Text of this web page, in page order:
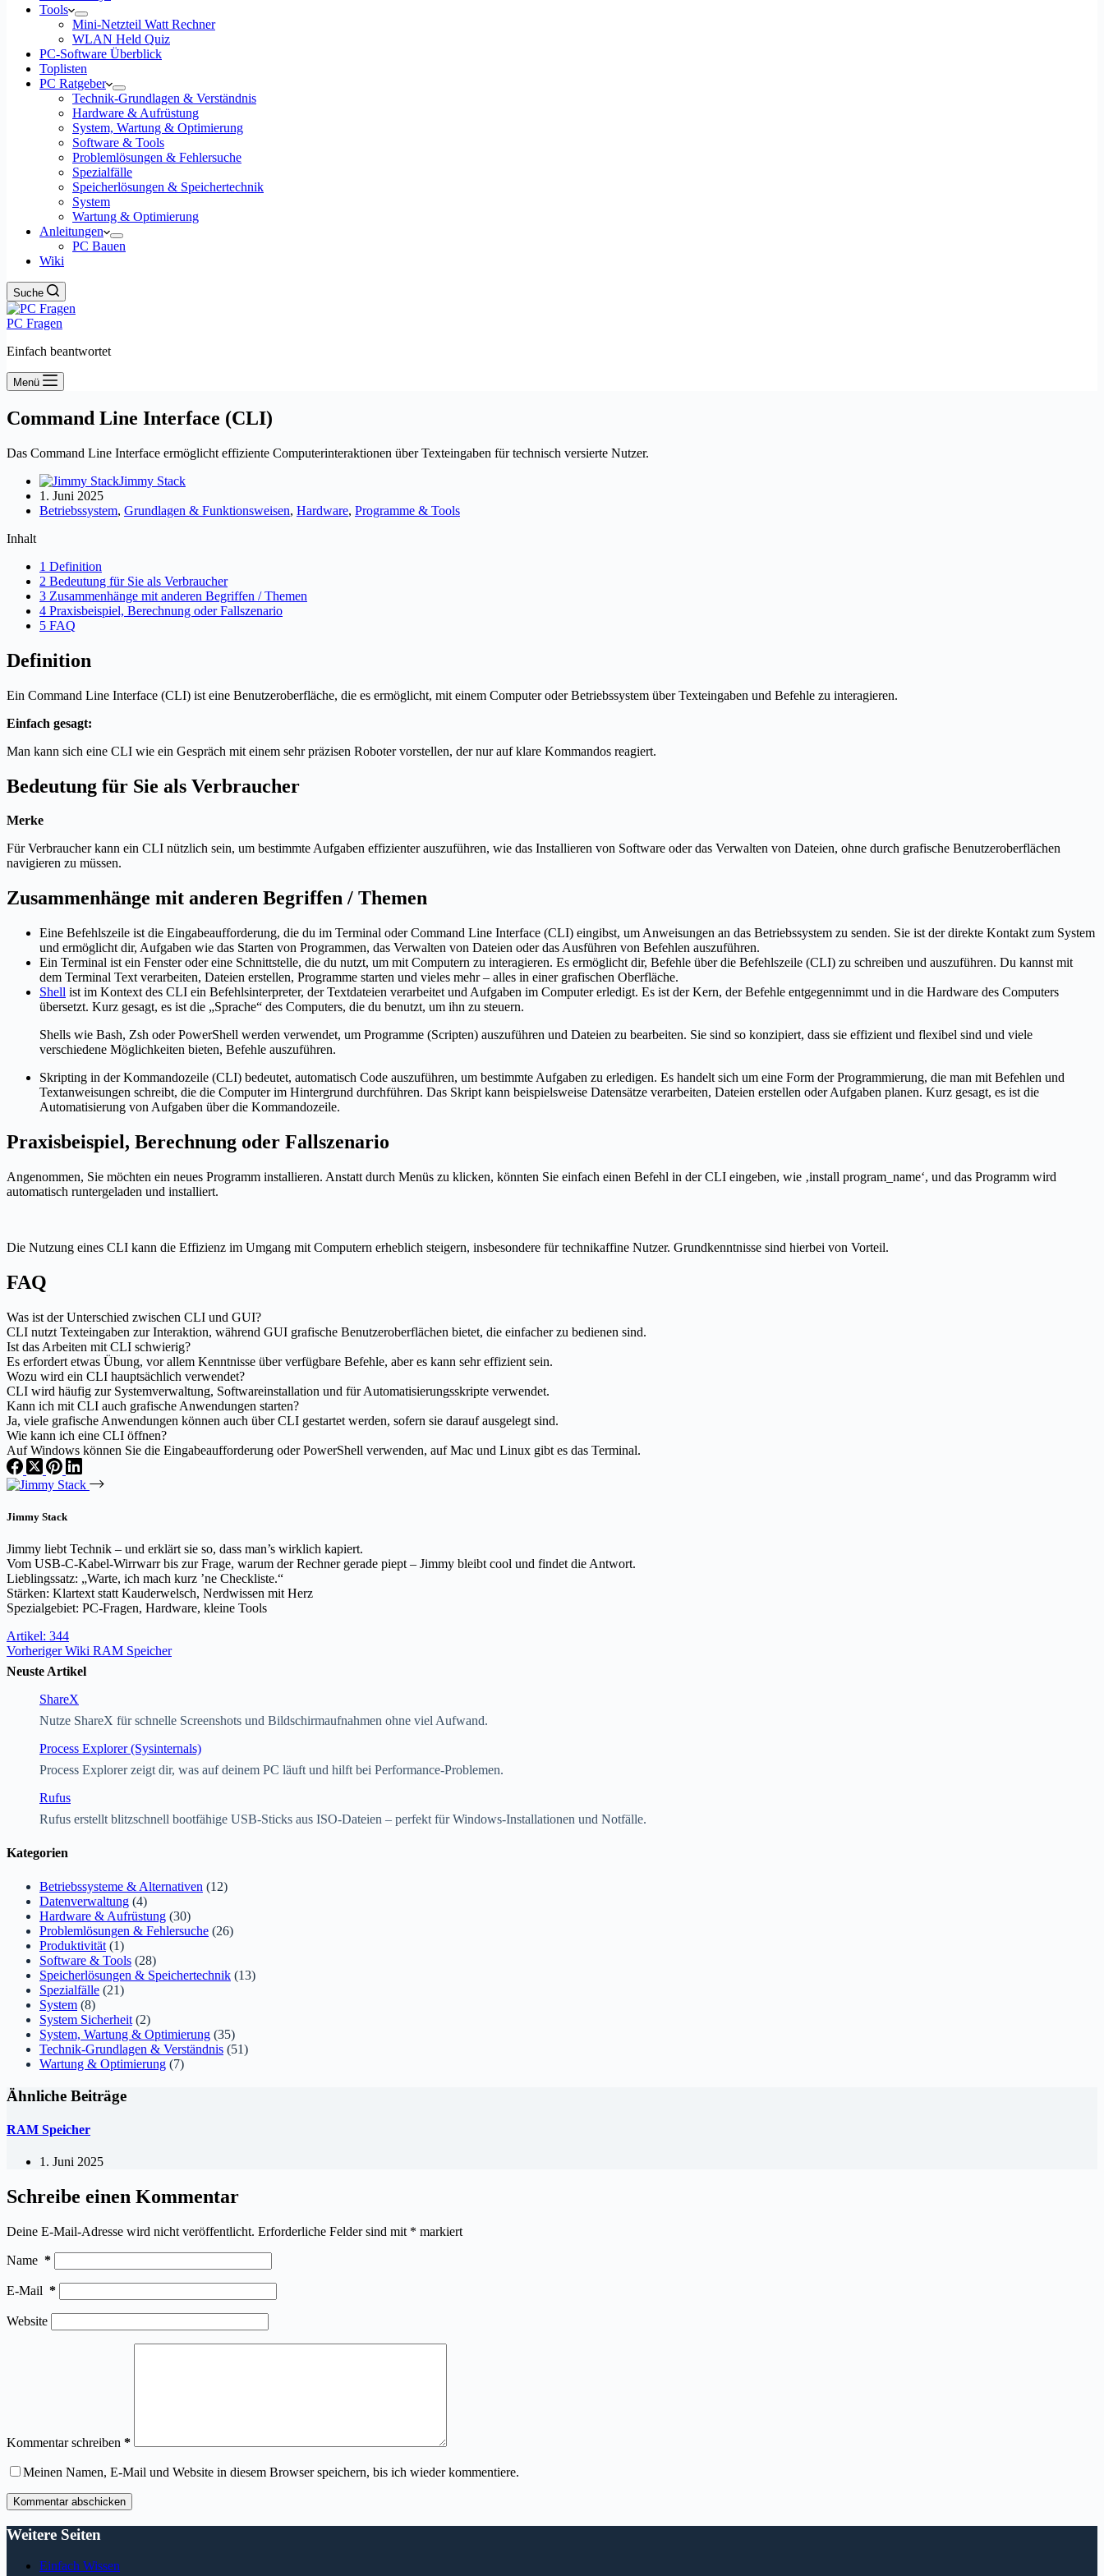
Tools
Mini-Netzteil Watt Rechner
WLAN Held Quiz
PC-Software Überblick
Toplisten
PC Ratgeber
Technik-Grundlagen & Verständnis
Hardware & Aufrüstung
System, Wartung & Optimierung
Software & Tools
Problemlösungen & Fehlersuche
Spezialfälle
Speicherlösungen & Speichertechnik
System
Wartung & Optimierung
Anleitungen
PC Bauen
Wiki
Suche
PC Fragen
Einfach beantwortet
Menü
Command Line Interface (CLI)
Das Command Line Interface ermöglicht effiziente Computerinteraktionen über Texteingaben für technisch versierte Nutzer.
Jimmy Stack
1. Juni 2025
Betriebssystem, Grundlagen & Funktionsweisen, Hardware, Programme & Tools
Inhalt
1 Definition
2 Bedeutung für Sie als Verbraucher
3 Zusammenhänge mit anderen Begriffen / Themen
4 Praxisbeispiel, Berechnung oder Fallszenario
5 FAQ
Definition
Ein Command Line Interface (CLI) ist eine Benutzeroberfläche, die es ermöglicht, mit einem Computer oder Betriebssystem über Texteingaben und Befehle zu interagieren.
Einfach gesagt:
Man kann sich eine CLI wie ein Gespräch mit einem sehr präzisen Roboter vorstellen, der nur auf klare Kommandos reagiert.
Bedeutung für Sie als Verbraucher
Merke
Für Verbraucher kann ein CLI nützlich sein, um bestimmte Aufgaben effizienter auszuführen, wie das Installieren von Software oder das Verwalten von Dateien, ohne durch grafische Benutzeroberflächen
navigieren zu müssen.
Zusammenhänge mit anderen Begriffen / Themen
Eine Befehlszeile ist die Eingabeaufforderung, die du im Terminal oder Command Line Interface (CLI) eingibst, um Anweisungen an das Betriebssystem zu senden. Sie ist der direkte Kontakt zum System
und ermöglicht dir, Aufgaben wie das Starten von Programmen, das Verwalten von Dateien oder das Ausführen von Befehlen auszuführen.
Ein Terminal ist ein Fenster oder eine Schnittstelle, die du nutzt, um mit Computern zu interagieren. Es ermöglicht dir, Befehle über die Befehlszeile (CLI) zu schreiben und auszuführen. Du kannst mit
dem Terminal Text verarbeiten, Dateien erstellen, Programme starten und vieles mehr – alles in einer grafischen Oberfläche.
Shell ist im Kontext des CLI ein Befehlsinterpreter, der Textdateien verarbeitet und Aufgaben im Computer erledigt. Es ist der Kern, der Befehle entgegennimmt und in die Hardware des Computers
übersetzt. Kurz gesagt, es ist die „Sprache“ des Computers, die du benutzt, um ihn zu steuern.
Shells wie Bash, Zsh oder PowerShell werden verwendet, um Programme (Scripten) auszuführen und Dateien zu bearbeiten. Sie sind so konzipiert, dass sie effizient und flexibel sind und viele
verschiedene Möglichkeiten bieten, Befehle auszuführen.
Skripting in der Kommandozeile (CLI) bedeutet, automatisch Code auszuführen, um bestimmte Aufgaben zu erledigen. Es handelt sich um eine Form der Programmierung, die man mit Befehlen und
Textanweisungen schreibt, die die Computer im Hintergrund durchführen. Das Skript kann beispielsweise Datensätze verarbeiten, Dateien erstellen oder Aufgaben planen. Kurz gesagt, es ist die
Automatisierung von Aufgaben über die Kommandozeile.
Praxisbeispiel, Berechnung oder Fallszenario
Angenommen, Sie möchten ein neues Programm installieren. Anstatt durch Menüs zu klicken, könnten Sie einfach einen Befehl in der CLI eingeben, wie ‚install program_name‘, und das Programm wird
automatisch runtergeladen und installiert.
Die Nutzung eines CLI kann die Effizienz im Umgang mit Computern erheblich steigern, insbesondere für technikaffine Nutzer. Grundkenntnisse sind hierbei von Vorteil.
FAQ
Was ist der Unterschied zwischen CLI und GUI?
CLI nutzt Texteingaben zur Interaktion, während GUI grafische Benutzeroberflächen bietet, die einfacher zu bedienen sind.
Ist das Arbeiten mit CLI schwierig?
Es erfordert etwas Übung, vor allem Kenntnisse über verfügbare Befehle, aber es kann sehr effizient sein.
Wozu wird ein CLI hauptsächlich verwendet?
CLI wird häufig zur Systemverwaltung, Softwareinstallation und für Automatisierungsskripte verwendet.
Kann ich mit CLI auch grafische Anwendungen starten?
Ja, viele grafische Anwendungen können auch über CLI gestartet werden, sofern sie darauf ausgelegt sind.
Wie kann ich eine CLI öffnen?
Auf Windows können Sie die Eingabeaufforderung oder PowerShell verwenden, auf Mac und Linux gibt es das Terminal.
Jimmy Stack
Jimmy liebt Technik – und erklärt sie so, dass man’s wirklich kapiert.
Vom USB-C-Kabel-Wirrwarr bis zur Frage, warum der Rechner gerade piept – Jimmy bleibt cool und findet die Antwort.
Lieblingssatz: „Warte, ich mach kurz ’ne Checkliste.“
Stärken: Klartext statt Kauderwelsch, Nerdwissen mit Herz
Spezialgebiet: PC-Fragen, Hardware, kleine Tools
Artikel: 344
VorherigerWiki RAM Speicher
Neuste Artikel
ShareX
Nutze ShareX für schnelle Screenshots und Bildschirmaufnahmen ohne viel Aufwand.
Process Explorer (Sysinternals)
Process Explorer zeigt dir, was auf deinem PC läuft und hilft bei Performance-Problemen.
Rufus
Rufus erstellt blitzschnell bootfähige USB-Sticks aus ISO-Dateien – perfekt für Windows-Installationen und Notfälle.
Kategorien
Betriebssysteme & Alternativen (12)
Datenverwaltung (4)
Hardware & Aufrüstung (30)
Problemlösungen & Fehlersuche (26)
Produktivität (1)
Software & Tools (28)
Speicherlösungen & Speichertechnik (13)
Spezialfälle (21)
System (8)
System Sicherheit (2)
System, Wartung & Optimierung (35)
Technik-Grundlagen & Verständnis (51)
Wartung & Optimierung (7)
Ähnliche Beiträge
RAM Speicher
1. Juni 2025
Schreibe einen Kommentar
Deine E-Mail-Adresse wird nicht veröffentlicht. Erforderliche Felder sind mit * markiert
Name *
E-Mail *
Website
Kommentar schreiben *
Meinen Namen, E-Mail und Website in diesem Browser speichern, bis ich wieder kommentiere.
Kommentar abschicken
Weitere Seiten
Einfach Wissen